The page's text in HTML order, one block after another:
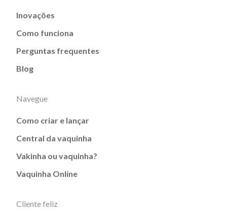
Inovações
Como funciona
Perguntas frequentes
Blog
Navegue
Como criar e lançar
Central da vaquinha
Vakinha ou vaquinha?
Vaquinha Online
Cliente feliz